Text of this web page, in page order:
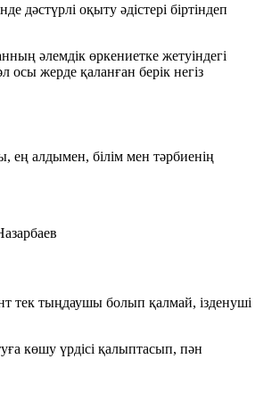
оқыту әдістері біртіндеп
әлемдік өркениетке жетуіндегі
жерде қаланған берік негіз
ең алдымен, білім мен тәрбиенің
тек тыңдаушы болып қалмай, ізденуші
көшу үрдісі қалыптасып, пән